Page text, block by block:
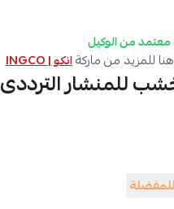
من الوكيل
للمزيد من ماركةانكو | INGCO
للمنشار الترددى